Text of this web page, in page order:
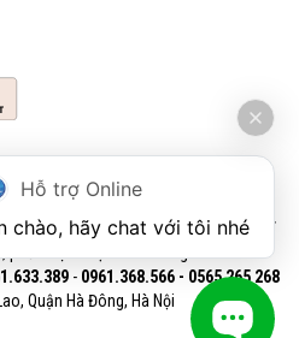
SKF
CỔ PHẦN VOBIVI - Đại lý uỷ quyền SKF
phớt chịu nhiệt chính hãng SKF
- 0961.368.566 - 0565 265 268​
Quận Hà Đông, Hà Nội
Hỗ trợ Online
chào, hãy chat với tôi nhé